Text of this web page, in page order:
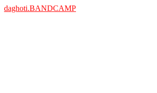
daghoti.BANDCAMP